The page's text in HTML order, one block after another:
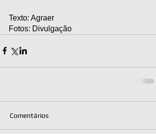
Texto: Agraer
Fotos: Divulgação
Comentários